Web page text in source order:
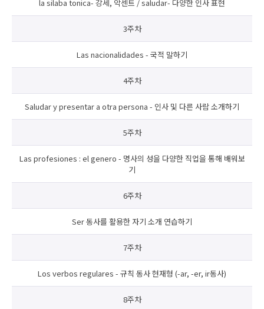
la silaba tonica- 강세, 악센트 / saludar- 다양한 인사 표현
3주차
Las nacionalidades - 국적 말하기
4주차
Saludar y presentar a otra persona - 인사 및 다른 사람 소개하기
5주차
Las profesiones : el genero - 명사의 성을 다양한 직업을 통해 배워보
기
6주차
Ser 동사를 활용한 자기 소개 연습하기
7주차
Los verbos regulares - 규칙 동사 현재형 (-ar, -er, ir동사)
8주차